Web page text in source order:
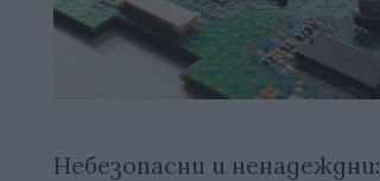
Небезопасни и ненадеждни: